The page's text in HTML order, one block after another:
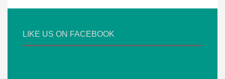
LIKE US ON FACEBOOK